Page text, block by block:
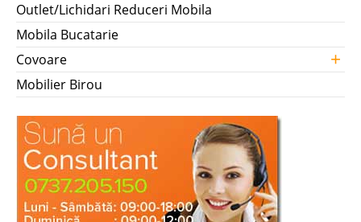
Outlet/Lichidari Reduceri Mobila
Mobila Bucatarie
Covoare
+
Mobilier Birou